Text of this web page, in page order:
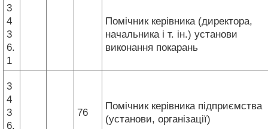
3
4
3
6.
1
Помічник керівника (директора,
начальника і т. ін.) установи
виконання покарань
3
4
3
6.
76
Помічник керівника підприємства
(установи, організації)